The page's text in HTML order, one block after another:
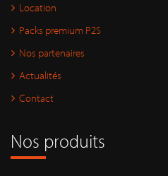
Location
Packs premium P2S
Nos partenaires
Actualités
Contact
Nos produits